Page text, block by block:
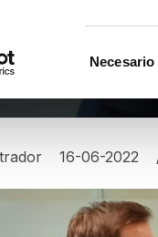
de
Necesario
DE
16-06-2022